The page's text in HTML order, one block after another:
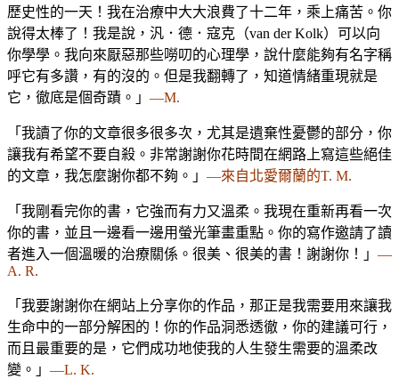
歷史性的一天！我在治療中大大浪費了十二年，乘上痛苦。你
說得太棒了！我是說，汎．德．寇克（van der Kolk）可以向
你學學。我向來厭惡那些嘮叨的心理學，說什麼能夠有名字稱
呼它有多讚，有的沒的。但是我翻轉了，知道情緒重現就是
它，徹底是個奇蹟。」 —M.
「我讀了你的文章很多很多次，尤其是遺棄性憂鬱的部分，你
讓我有希望不要自殺。非常謝謝你花時間在網路上寫這些絕佳
的文章，我怎麼謝你都不夠。」 —來自北愛爾蘭的T. M.
「我剛看完你的書，它強而有力又溫柔。我現在重新再看一次
你的書，並且一邊看一邊用螢光筆畫重點。你的寫作邀請了讀
者進入一個溫暖的治療關係。很美、很美的書！謝謝你！」 —
A. R.
「我要謝謝你在網站上分享你的作品，那正是我需要用來讓我
生命中的一部分解困的！你的作品洞悉透徹，你的建議可行，
而且最重要的是，它們成功地使我的人生發生需要的溫柔改
變。」 —L. K.